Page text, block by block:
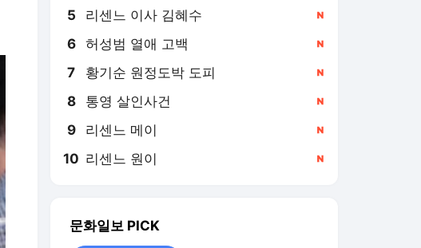
5 리센느 이사 김혜수
6 허성범 열애 고백
7 황기순 원정도박 도피
8 통영 살인사건
9 리센느 메이
10 리센느 원이
문화일보 PICK